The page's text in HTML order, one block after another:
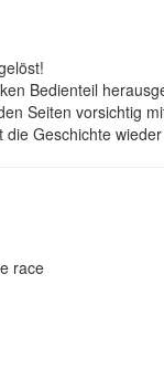
Bedienteil
Seiten vorsichtig
die Geschichte
race